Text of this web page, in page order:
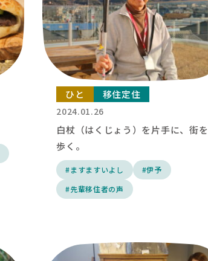
ひと 移住定住
2024.01.26
白杖（はくじょう）を片手に、街を
歩く。
#ますますいよし
#伊予
#先輩移住者の声